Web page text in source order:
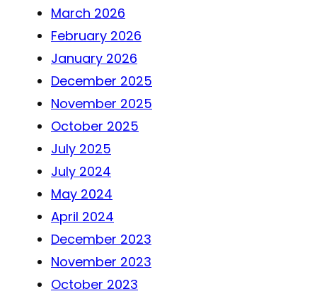
March 2026
February 2026
January 2026
December 2025
November 2025
October 2025
July 2025
July 2024
May 2024
April 2024
December 2023
November 2023
October 2023